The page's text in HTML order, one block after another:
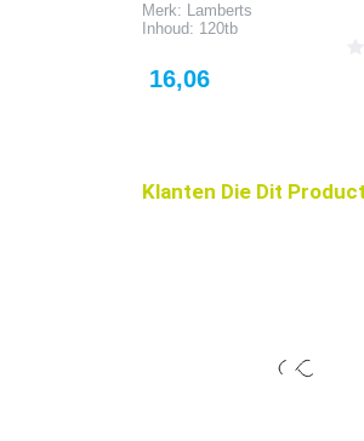
Merk: Lamberts
Inhoud: 120tb
Prijs
16,06
Klanten Die Dit